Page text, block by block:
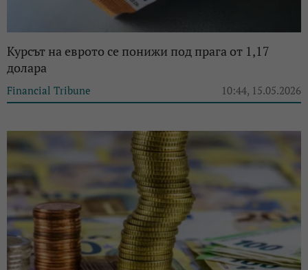
Курсът на еврото се понижи под прага от 1,17
долара
Financial Tribune 10:44, 15.05.2026